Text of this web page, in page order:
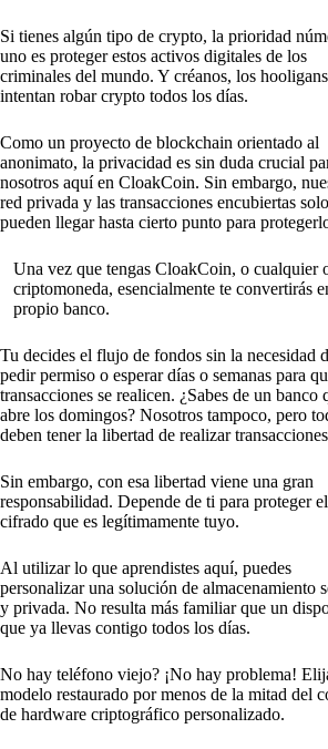
Si tienes algún tipo de crypto, la prioridad
uno es proteger estos activos digitales de los
criminales del mundo. Y créanos, los hooligans
intentan robar crypto todos los días.
Como un proyecto de blockchain orientado al
anonimato, la privacidad es sin duda crucial
nosotros aquí en CloakCoin. Sin embargo,
red privada y las transacciones encubiertas solo
pueden llegar hasta cierto punto para
Una vez que tengas CloakCoin, o cualquier
criptomoneda, esencialmente te convertirás
propio banco.
Tu decides el flujo de fondos sin la necesidad
pedir permiso o esperar días o semanas para
transacciones se realicen. ¿Sabes de un banco
abre los domingos? Nosotros tampoco, pero
deben tener la libertad de realizar
Sin embargo, con esa libertad viene una gran
responsabilidad. Depende de ti para proteger el
cifrado que es legítimamente tuyo.
Al utilizar lo que aprendistes aquí, puedes
personalizar una solución de almacenamiento
y privada. No resulta más familiar que un
que ya llevas contigo todos los días.
No hay teléfono viejo? ¡No hay problema!
modelo restaurado por menos de la mitad del
de hardware criptográfico personalizado.